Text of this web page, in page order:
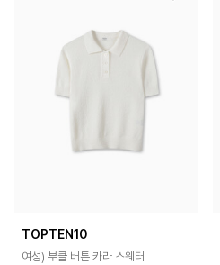
TOPTEN10
여성) 부클 버튼 카라 스웨터